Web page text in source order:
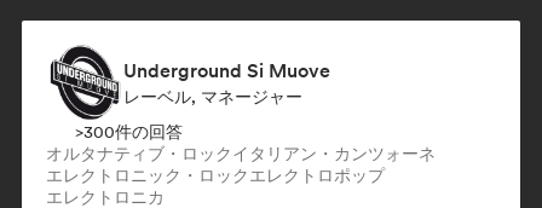
Underground Si Muove
レーベル, マネージャー
>300件の回答
オルタナティブ・ロックイタリアン・カンツォーネ
エレクトロニック・ロックエレクトロポップ
エレクトロニカ